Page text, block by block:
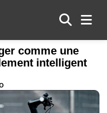
comme une
intelligent